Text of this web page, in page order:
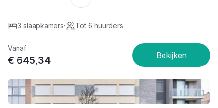
3 slaapkamers· Tot 6 huurders
Vanaf
€ 645,34
4/5